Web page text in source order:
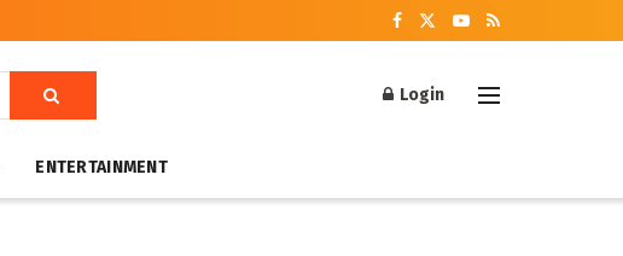
Login
ENTERTAINMENT